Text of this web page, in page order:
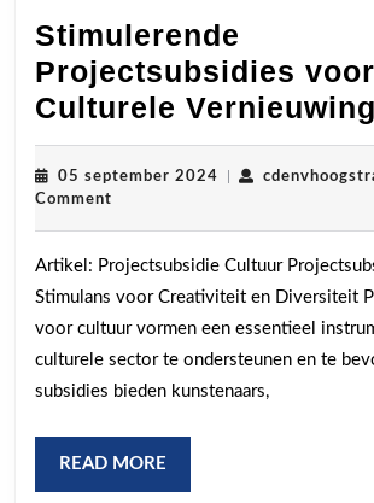
Stimulerende
Projectsubsidies voor
Culturele Vernieuwing
05 september 2024 05
Comment
Artikel: Projectsubsidie Cultuur
Stimulans voor Creativiteit en Diversiteit
voor cultuur vormen een essentieel
culturele sector te ondersteunen en te
subsidies bieden kunstenaars,
READ MORE
MORE